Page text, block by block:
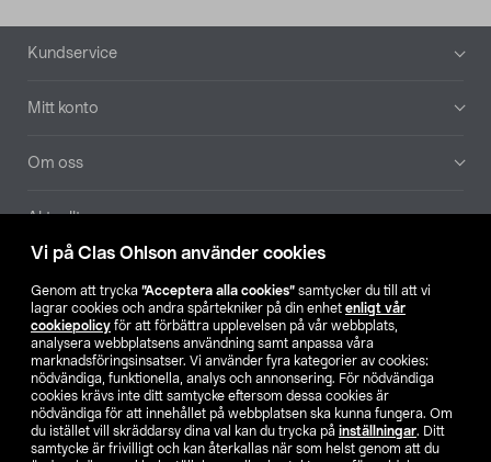
Vi på Clas Ohlson använder cookies
Genom att trycka ”Acceptera alla cookies” samtycker du till att vi
lagrar cookies och andra spårtekniker på din enhet enligt vår
cookiepolicy för att förbättra upplevelsen på vår webbplats,
analysera webbplatsens användning samt anpassa våra
marknadsföringsinsatser. Vi använder fyra kategorier av cookies:
nödvändiga, funktionella, analys och annonsering. För nödvändiga
cookies krävs inte ditt samtycke eftersom dessa cookies är
nödvändiga för att innehållet på webbplatsen ska kunna fungera. Om
du istället vill skräddarsy dina val kan du trycka på inställningar. Ditt
samtycke är frivilligt och kan återkallas när som helst genom att du
Sidfot
Kundservice
Mitt konto
Om oss
Aktuellt
Hitta butik
SE NO FI